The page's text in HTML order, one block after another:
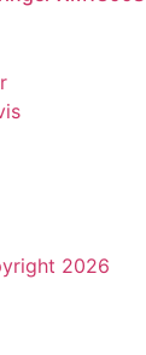
2026